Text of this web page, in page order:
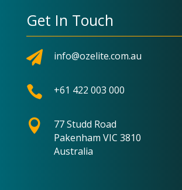
Get In Touch
 info@ozelite.com.au
 +61 422 003 000

77 Studd Road
Pakenham VIC 3810
Australia